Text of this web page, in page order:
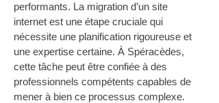
performants. La migration d’un site
internet est une étape cruciale qui
nécessite une planification rigoureuse et
une expertise certaine. À Spéracèdes,
cette tâche peut être confiée à des
professionnels compétents capables de
mener à bien ce processus complexe.